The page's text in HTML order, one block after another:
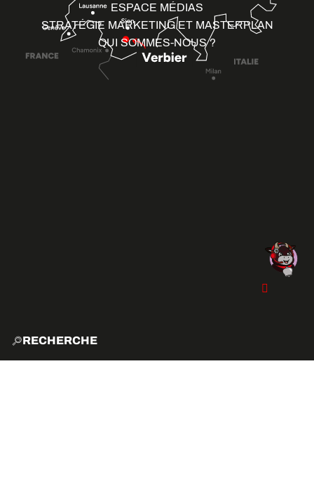
RECHERCHE
ESPACE MÉDIAS
STRATÉGIE MARKETING ET MASTERPLAN
QUI SOMMES-NOUS ?